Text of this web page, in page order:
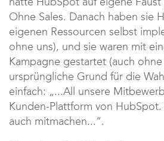
Ohne Sales. Danach haben sie
eigenen Ressourcen selbst
ohne uns), und sie waren mit
Kampagne gestartet (auch
ursprüngliche Grund für die
einfach: „...All unsere
Kunden-Plattform von
auch mitmachen...“.